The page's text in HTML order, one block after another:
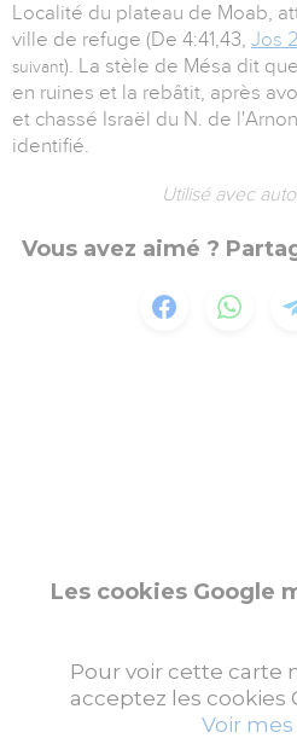
Localité du plateau de Moab,
ville de refuge (De 4:41,43, Jos
suivant). La stèle de Mésa dit
en ruines et la rebâtit, après
et chassé Israël du N. de
identifié.
Utilisé avec
Vous avez aimé ?
Les cookies Google
Pour voir cette carte
acceptez les cookies
Voir